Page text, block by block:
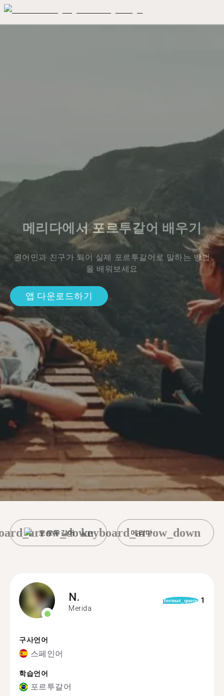
메리다에서 포르투갈어 배우기
원어민과 친구가 되어 실제 포르투갈어로 말하는 방법
을 배워보세요
앱 다운로드하기
포르투갈어 메리다
keyboard_arrow_down
N.
Merida
format_quote 1
구사언어
스페인어
학습언어
포르투갈어